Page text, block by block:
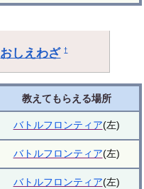
おしえわざ †
教えてもらえる場所
バトルフロンティア(左)
バトルフロンティア(左)
バトルフロンティア(左)